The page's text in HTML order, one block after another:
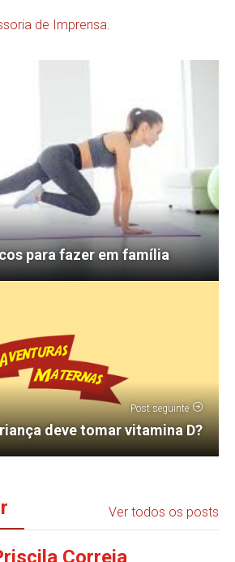
de Imprensa.
para fazer em família
Post seguinte
deve tomar vitamina D?
Ver todos os posts
Correia